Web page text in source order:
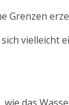
Grenzen
vielleicht